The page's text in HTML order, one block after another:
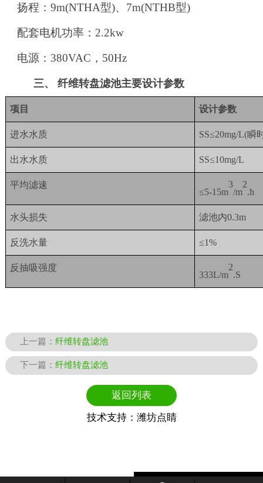
扬程： 9m(NTHA型)、7m(NTHB型)
配套电机功率： 2.2kw
电源： 380VAC，50Hz
三、 纤维转盘滤池主要设计参数
项目 设计参数
进水水质 SS≤20mg/L(瞬
出水水质 SS≤10mg/L
平均滤速
≤5-15m
3
/m
2
.h
水头损失 滤池内0.3m
反洗水量 ≤1%
反抽吸强度
333L/m
2
.S
上一篇：纤维转盘滤池
下一篇：纤维转盘滤池
返回列表
技术支持： 潍坊点睛